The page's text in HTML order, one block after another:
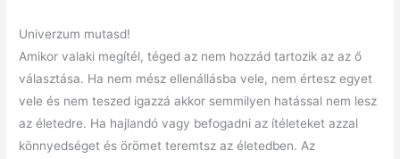
Univerzum mutasd!
Amikor valaki megítél, téged az nem hozzád tartozik az az ő
választása. Ha nem mész ellenállásba vele, nem értesz egyet
vele és nem teszed igazzá akkor semmilyen hatással nem lesz
az életedre. Ha hajlandó vagy befogadni az ítéleteket azzal
könnyedséget és örömet teremtsz az életedben. Az